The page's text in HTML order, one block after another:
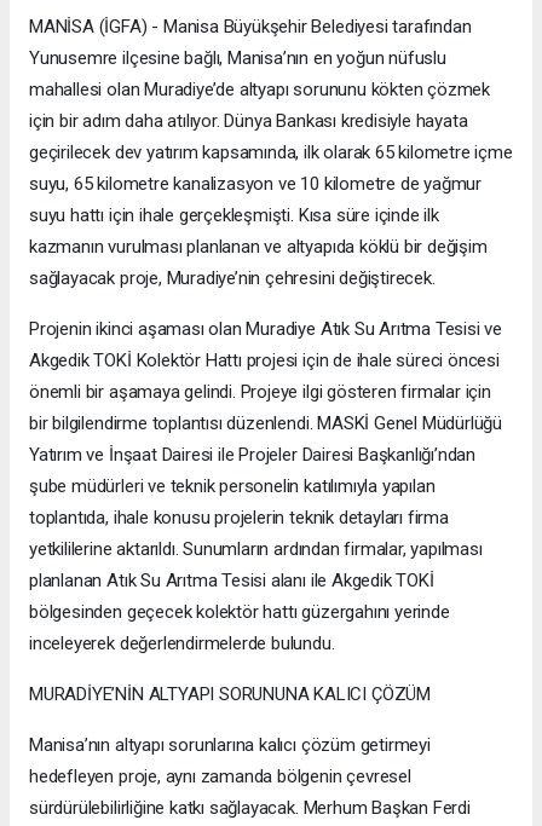
MANİSA (İGFA) - Manisa Büyükşehir Belediyesi tarafından
Yunusemre ilçesine bağlı, Manisa’nın en yoğun nüfuslu
mahallesi olan Muradiye’de altyapı sorununu kökten çözmek
için bir adım daha atılıyor. Dünya Bankası kredisiyle hayata
geçirilecek dev yatırım kapsamında, ilk olarak 65 kilometre içme
suyu, 65 kilometre kanalizasyon ve 10 kilometre de yağmur
suyu hattı için ihale gerçekleşmişti. Kısa süre içinde ilk
kazmanın vurulması planlanan ve altyapıda köklü bir değişim
sağlayacak proje, Muradiye’nin çehresini değiştirecek.
Projenin ikinci aşaması olan Muradiye Atık Su Arıtma Tesisi ve
Akgedik TOKİ Kolektör Hattı projesi için de ihale süreci öncesi
önemli bir aşamaya gelindi. Projeye ilgi gösteren firmalar için
bir bilgilendirme toplantısı düzenlendi. MASKİ Genel Müdürlüğü
Yatırım ve İnşaat Dairesi ile Projeler Dairesi Başkanlığı’ndan
şube müdürleri ve teknik personelin katılımıyla yapılan
toplantıda, ihale konusu projelerin teknik detayları firma
yetkililerine aktarıldı. Sunumların ardından firmalar, yapılması
planlanan Atık Su Arıtma Tesisi alanı ile Akgedik TOKİ
bölgesinden geçecek kolektör hattı güzergahını yerinde
inceleyerek değerlendirmelerde bulundu.
MURADİYE’NİN ALTYAPI SORUNUNA KALICI ÇÖZÜM
Manisa’nın altyapı sorunlarına kalıcı çözüm getirmeyi
hedefleyen proje, aynı zamanda bölgenin çevresel
sürdürülebilirliğine katkı sağlayacak. Merhum Başkan Ferdi